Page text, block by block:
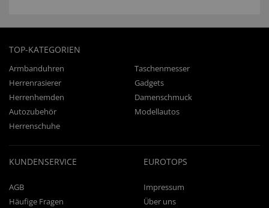
TOP-KATEGORIEN
Armbanduhren
Taschenmesser
Herrenrasierer
Gadgets
Herrenhemden
Damenschmuck
Autozubehör
Modellautos
Herrenschuhe
KUNDENSERVICE
AGB
Häufige Fragen
EUROTOPS
Impressum
Über uns